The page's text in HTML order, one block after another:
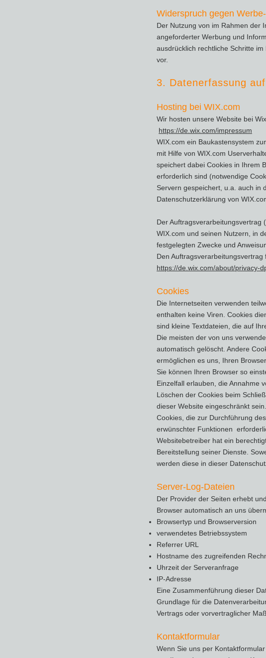
Widerspruch gegen
Der Nutzung von im Rahmen der
angeforderter Werbung und
ausdrücklich rechtliche Schritte
vor.
3. Datenerfassung
Hosting bei WIX.com
Wir hosten unsere Website bei
https://de.wix.com/impressum
WIX.com ein Baukastensystem
mit Hilfe von WIX.com
speichert dabei Cookies in Ihrem
erforderlich sind (notwendige
Servern gespeichert, u.a. auch in
Datenschutzerklärung von
Der Auftragsverarbeitungsvertrag
WIX.com und seinen Nutzern, in
festgelegten Zwecke und
Den Auftragsverarbeitungsvertrag
https://de.wix.com/about/privacy-
Cookies
Die Internetseiten verwenden
enthalten keine Viren. Cookies
sind kleine Textdateien, die auf
Die meisten der von uns
automatisch gelöscht. Andere
ermöglichen es uns, Ihren
Sie können Ihren Browser so
Einzelfall erlauben, die Annahme
Löschen der Cookies beim
dieser Website eingeschränkt sein.
Cookies, die zur Durchführung
erwünschter Funktionen
Websitebetreiber hat ein
Bereitstellung seiner Dienste.
werden diese in dieser
Server-Log-Dateien
Der Provider der Seiten erhebt
Browser automatisch an uns
Browsertyp und Browserversion
verwendetes Betriebssystem
Referrer URL
Hostname des zugreifenden
Uhrzeit der Serveranfrage
IP-Adresse
Eine Zusammenführung dieser
Grundlage für die
Vertrags oder vorvertraglicher
Kontaktformular
Wenn Sie uns per